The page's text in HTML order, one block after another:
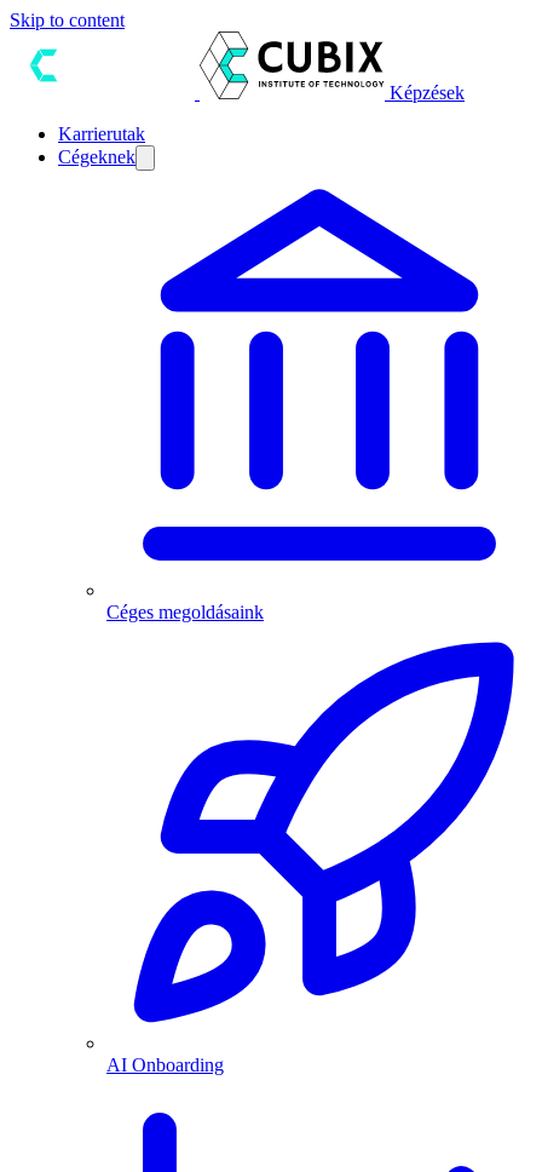
Skip to content
Képzések
Karrierutak
Cégeknek
Céges megoldásaink
AI Onboarding